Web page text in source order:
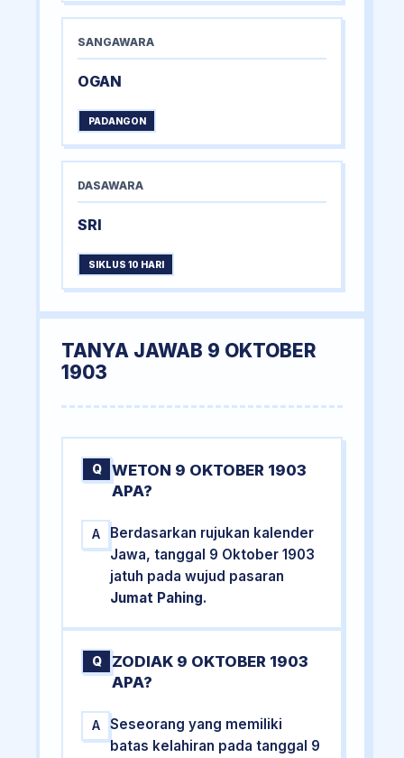
SANGAWARA
OGAN
PADANGON
DASAWARA
SRI
SIKLUS 10 HARI
TANYA JAWAB 9 OKTOBER
1903
Q
WETON 9 OKTOBER 1903
APA?
A
Berdasarkan rujukan kalender
Jawa, tanggal 9 Oktober 1903
jatuh pada wujud pasaran
Jumat Pahing.
Q
ZODIAK 9 OKTOBER 1903
APA?
A
Seseorang yang memiliki
batas kelahiran pada tanggal 9